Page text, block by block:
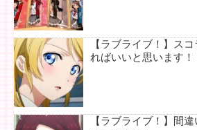
【ラブライブ！】ス
ればいいと思います！
【ラブライブ！】間